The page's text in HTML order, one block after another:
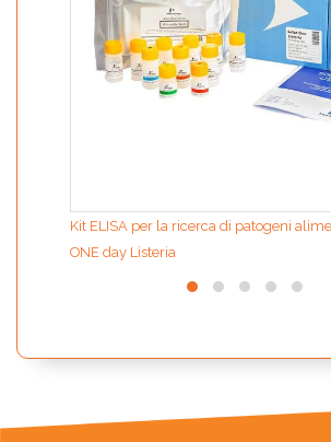
Kit ELISA per la ricerca di patogeni
ONE day Listeria